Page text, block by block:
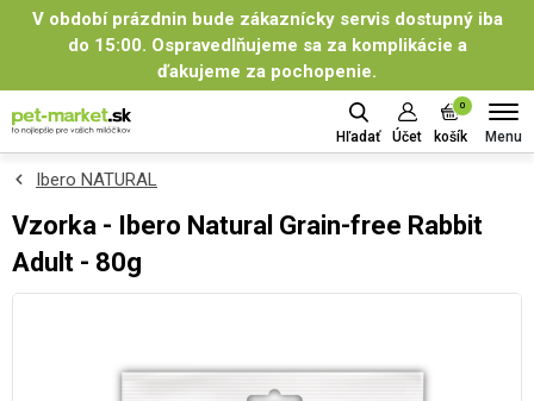
V období prázdnin bude zákaznícky servis dostupný iba
do 15:00. Ospravedlňujeme sa za komplikácie a
ďakujeme za pochopenie.
Hľadať Účet
0
košík Menu
Ibero NATURAL
Vzorka - Ibero Natural Grain-free Rabbit
Adult - 80g